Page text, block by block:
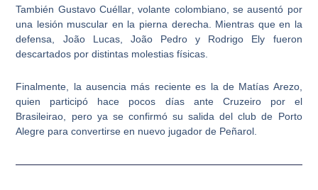
También Gustavo Cuéllar, volante colombiano, se ausentó por
una lesión muscular en la pierna derecha. Mientras que en la
defensa, João Lucas, João Pedro y Rodrigo Ely fueron
descartados por distintas molestias físicas.
Finalmente, la ausencia más reciente es la de Matías Arezo,
quien participó hace pocos días ante Cruzeiro por el
Brasileirao, pero ya se confirmó su salida del club de Porto
Alegre para convertirse en nuevo jugador de Peñarol.
Ant